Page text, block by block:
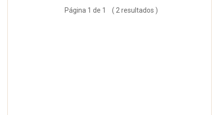
Página 1 de 1 ( 2 resultados )